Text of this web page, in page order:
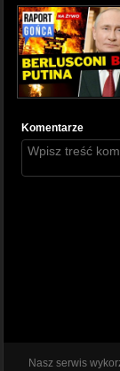
Komentarze
Nasz serwis